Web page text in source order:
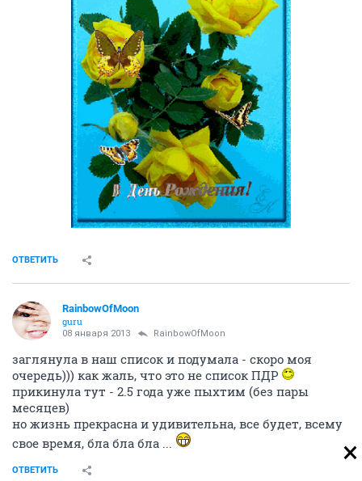
ОТВЕТИТЬ
RainbowOfMoon
guru
08 января 2013 RainbowOfMoon
заглянула в наш список и подумала - скоро моя
очередь))) как жаль, что это не список ПДР
прикинула тут - 2.5 года уже пыхтим (без пары
месяцев)
но жизнь прекрасна и удивительна, все будет, всему
свое время, бла бла бла ...
ОТВЕТИТЬ